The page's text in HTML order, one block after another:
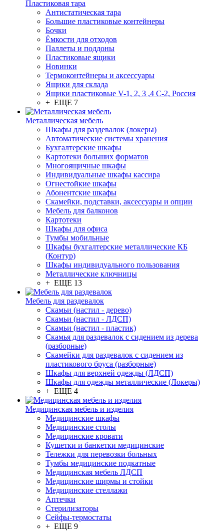
Пластиковая тара
Антистатическая тара
Большие пластиковые контейнеры
Бочки
Ёмкости для отходов
Паллеты и поддоны
Пластиковые ящики
Новинки
Термоконтейнеры и аксессуары
Ящики для склада
Ящики пластиковые V-1, 2, 3 ,4 С-2, Россия
+ ЕЩЕ 7
Металлическая мебель
Шкафы для раздевалок (локеры)
Автоматические системы хранения
Бухгалтерские шкафы
Картотеки больших форматов
Многоящичные шкафы
Индивидуальные шкафы кассира
Огнестойкие шкафы
Абонентские шкафы
Скамейки, подставки, аксессуары и опции
Мебель для балконов
Картотеки
Шкафы для офиса
Тумбы мобильные
Шкафы бухгалтерские металлические КБ
(Контур)
Шкафы индивидуального пользования
Металлические ключницы
+ ЕЩЕ 13
Мебель для раздевалок
Скамьи (настил - дерево)
Скамьи (настил - ЛДСП)
Скамьи (настил - пластик)
Скамья для раздевалок с сидением из дерева
(разборные)
Скамейки для раздевалок с сидением из
пластикового бруса (разборные)
Шкафы для верхней одежды (ЛДСП)
Шкафы для одежды металлические (Локеры)
+ ЕЩЕ 4
Медицинская мебель и изделия
Медицинские шкафы
Медицинские столы
Медицинские кровати
Кушетки и банкетки медицинские
Тележки для перевозки больных
Тумбы медицинские подкатные
Медицинская мебель ЛДСП
Медицинские ширмы и стойки
Медицинские стеллажи
Аптечки
Стерилизаторы
Сейфы-термостаты
+ ЕЩЕ 9